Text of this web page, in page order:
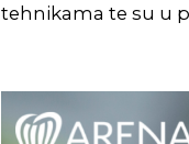
tehnikama te su u